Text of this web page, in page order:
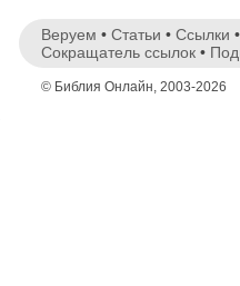
Веруем • Статьи • Ссылки
Сокращатель ссылок •
© Библия Онлайн, 2003-2026